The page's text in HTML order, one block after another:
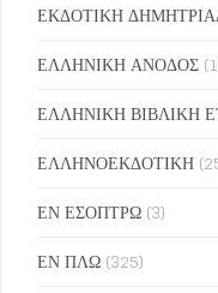
ΕΚΔΟΤΙΚΗ
ΕΛΛΗΝΙΚΗ ΑΝΟΔΟΣ
ΕΛΛΗΝΙΚΗ ΒΙΒΛΙΚΗ
ΕΛΛΗΝΟΕΚΔΟΤΙΚΗ
ΕΝ ΕΣΟΠΤΡΩ (3)
ΕΝ ΠΛΩ (325)